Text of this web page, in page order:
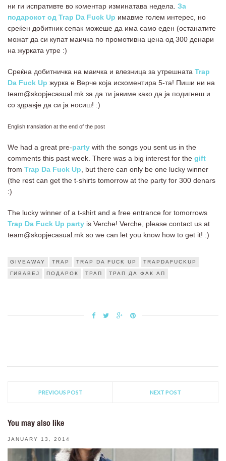
ни ги испративте во коментар изминатава недела. За
подарокот од Trap Da Fuck Up имавме голем интерес, но
среќен добитник сепак можеше да има само еден (останатите
можат да си купат маичка по промотивна цена од 300 денари
на журката утре :)
Среќна добитничка на маичка и влезница за утрешната Trap
Da Fuck Up журка е Верче која искоментира 5-та! Пиши ни на
team@skopjecasual.mk за да ти јавиме како да ја подигнеш и
со здравје да си ја носиш! :)
English translation at the end of the post
We had a great pre-party with the songs you sent us in the
comments this past week. There was a big interest for the gift
from Trap Da Fuck Up , but there can only be one lucky winner
(the rest can get the t-shirts tomorrow at the party for 300 denars
:)
The lucky winner of a t-shirt and a free entrance for tomorrows
Trap Da Fuck Up party is Verche! Verche, please contact us at
team@skopjecasual.mk so we can let you know how to get it! :)
GIVEAWAY TRAP TRAP DA FUCK UP TRAPDAFUCKUP
ГИВАВЕЈ ПОДАРОК ТРАП ТРАП ДА ФАК АП
PREVIOUS POST NEXT POST
You may also like
JANUARY 13, 2014